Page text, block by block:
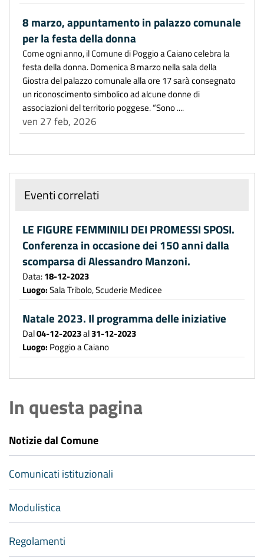
8 marzo, appuntamento in palazzo comunale
per la festa della donna
Come ogni anno, il Comune di Poggio a Caiano celebra la
festa della donna. Domenica 8 marzo nella sala della
Giostra del palazzo comunale alla ore 17 sarà consegnato
un riconoscimento simbolico ad alcune donne di
associazioni del territorio poggese. “Sono ....
ven 27 feb, 2026
Eventi correlati
LE FIGURE FEMMINILI DEI PROMESSI SPOSI.
Conferenza in occasione dei 150 anni dalla
scomparsa di Alessandro Manzoni.
Data:18-12-2023
Luogo:Sala Tribolo, Scuderie Medicee
Natale 2023. Il programma delle iniziative
Dal04-12-2023al31-12-2023
Luogo: Poggio a Caiano
In questa pagina
Notizie dal Comune
Comunicati istituzionali
Modulistica
Regolamenti